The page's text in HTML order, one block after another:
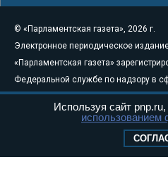
© «Парламентская газета», 2026 г.
Электронное периодическое
«Парламентская газета»
Федеральной службе по надзору в
связи, информационных технологий
массовых коммуникаций
Свидетельство о регистрации Эл №
Используя сайт
использованием